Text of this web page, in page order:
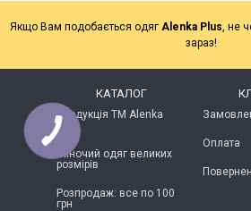
Якщо Вам подобається одяг Alenka Plus, не
зараз!
КАТАЛОГ
Продукція ТМ Alenka
Plus
Жіночий одяг великих
розмірів
Розпродаж: все по 100
грн
Оплата